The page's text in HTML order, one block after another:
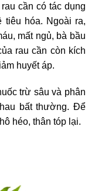
cần có tác dụng
tiêu hóa. Ngoài ra,
mất ngủ, bà bầu
rau cần còn kích
huyết áp.
trừ sâu và phân
bất thường. Để
héo, thân tóp lại.